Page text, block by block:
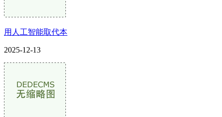
用人工智能取代本
2025-12-13